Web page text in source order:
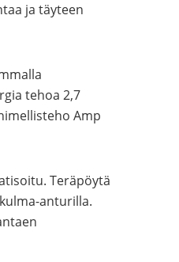
ja täyteen
tehoa 2,7
Amp
Teräpöytä
anturilla.